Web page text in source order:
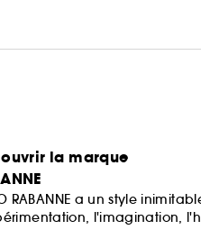
la marque
RABANNE a un style
l'imagination,